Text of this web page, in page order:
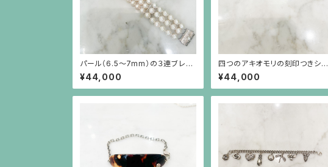
パール（6.5〜7mm）の３連ブレス
レット
¥44,000
四つのアキオモリの刻印つきシル
バーブレスレット
¥44,000